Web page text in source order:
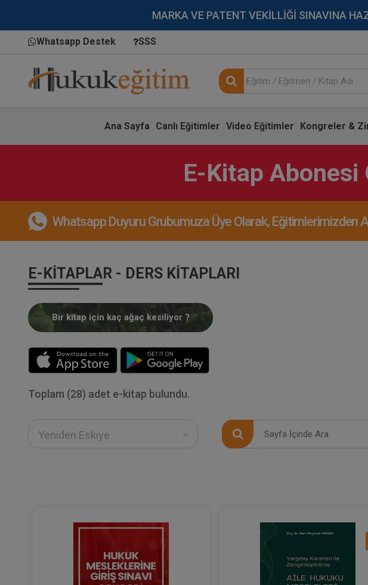
MARKA VE PATENT VEKİLLİĞİ SINAVINA
Whatsapp Destek SSS
Ana Sayfa Canlı Eğitimler Video Eğitimler Kongreler &
E-Kitap Abonesi
Whatsapp Duyuru Grubumuza Üye Olarak, Eğitimlerimizden
E-KITAPLAR - DERS KITAPLARI
Bir kitap için kaç ağaç kesiliyor ?
Toplam (28) adet e-kitap bulundu.
Yeniden Eskiye